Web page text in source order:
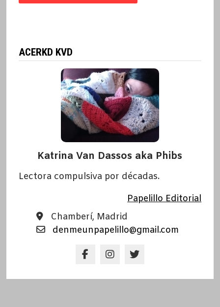
ACERKD KVD
Katrina Van Dassos aka Phibs
Lectora compulsiva por décadas.
Papelillo Editorial
Chamberí, Madrid
denmeunpapelillo@gmail.com